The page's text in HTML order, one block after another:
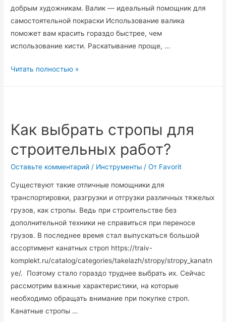
добрым художникам. Валик — идеальный помощник для
самостоятельной покраски Использование валика
поможет вам красить гораздо быстрее, чем
использование кисти. Раскатывание проще, …
Как
Читать полностью »
Как выбрать стропы для
строительных работ?
Оставьте комментарий / Инструменты / От Favorit
Существуют такие отличные помощники для
транспортировки, разгрузки и отгрузки различных тяжелых
грузов, как стропы. Ведь при строительстве без
дополнительной техники не справиться при переносе
грузов. В последнее время стал выпускаться большой
ассортимент канатных строп https://traiv-
komplekt.ru/catalog/categories/takelazh/stropy/stropy_kanatn
ye/. Поэтому стало гораздо труднее выбрать их. Сейчас
рассмотрим важные характеристики, на которые
необходимо обращать внимание при покупке строп.
Канатные стропы …